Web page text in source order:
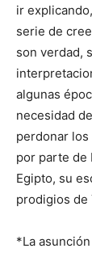
ir
serie de
son verdad,
algunas
necesidad
perdonar
por parte de
Egipto, su
prodigios de
*La